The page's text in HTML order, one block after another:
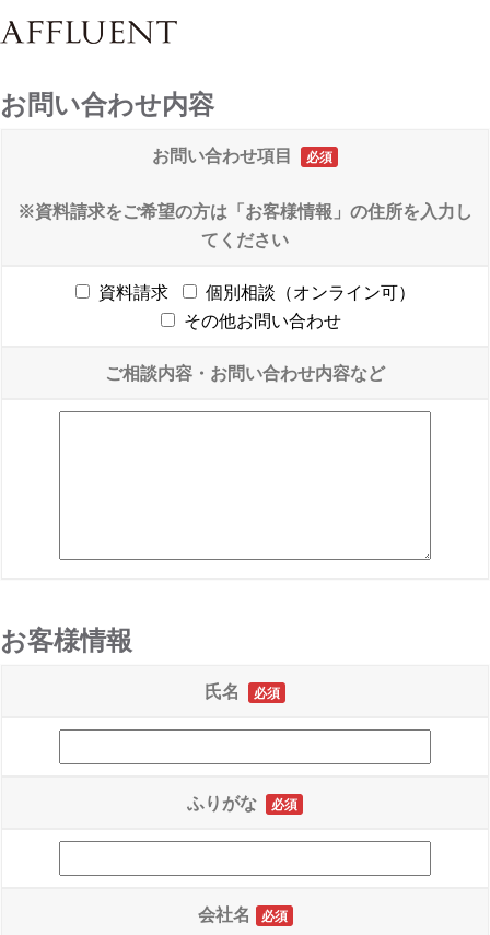
お問い合わせ内容
お問い合わせ項目 必須
※資料請求をご希望の方は「お客様情報」の住所を入力し
てください
資料請求
個別相談（オンライン可）
その他お問い合わせ
ご相談内容・お問い合わせ内容など
お客様情報
氏名 必須
ふりがな 必須
会社名 必須